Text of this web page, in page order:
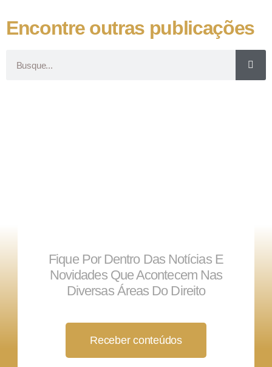
Encontre outras publicações
Fique Por Dentro Das Notícias E
Novidades Que Acontecem Nas
Diversas Áreas Do Direito
Receber conteúdos